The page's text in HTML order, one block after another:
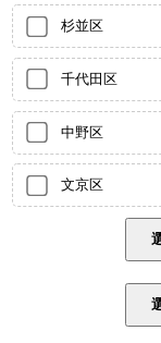
杉並区
千代田区
中野区
文京区